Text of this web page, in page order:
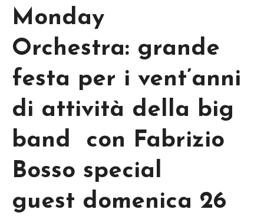
Monday
Orchestra: grande
festa per i vent’anni
di attività della big
band con Fabrizio
Bosso special
guest domenica 26